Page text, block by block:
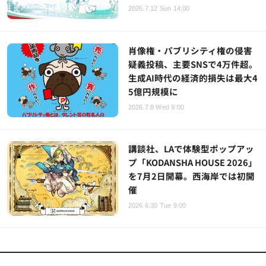
2026.7.12 Sun 14:00
肖像権・パブリシティ権の侵害
疑義投稿、主要SNSで4万件超。
生成AI時代の経済的損失は最大4
5億円規模に
2026.7.8 Wed 9:00
講談社、LAで体験型ポップアッ
プ「KODANSHA HOUSE 2026」
を7月2日開幕。西海岸では初開
催
2026.6.30 Tue 9:00